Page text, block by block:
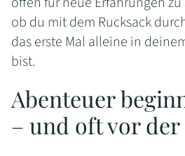
ob du mit dem Rucksack
das erste Mal alleine in
bist.
Abenteuer
– und oft vor